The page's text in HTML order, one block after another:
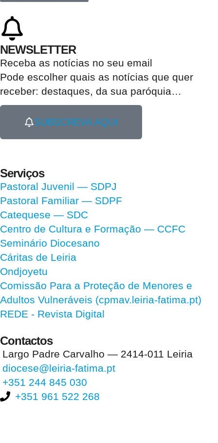
NEWSLETTER
Receba as notícias no seu email​
Pode escolher quais as notícias que quer
receber: destaques, da sua paróquia…
SUBSCREVA AQUI
Serviços
Pastoral Juvenil — SDPJ
Pastoral Familiar — SDPF
Catequese — SDC
Centro de Cultura e Formação — CCFC
Seminário Diocesano
Cáritas de Leiria
Ondjoyetu
Comissão Para a Proteção de Menores e
Adultos Vulneráveis (cpmav.leiria-fatima.pt)
REDE - Revista Digital
Contactos
Largo Padre Carvalho — 2414-011 Leiria
diocese@leiria-fatima.pt
+351 244 845 030
+351 961 522 268